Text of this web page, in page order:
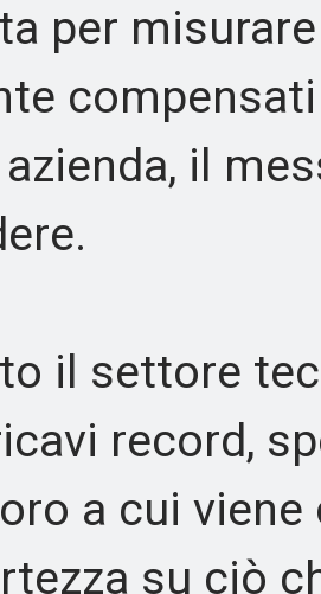
per
il
il settore
record,
a cui
su ciò